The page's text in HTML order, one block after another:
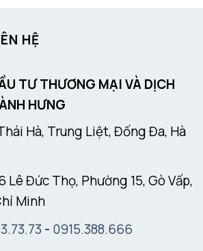
HỆ
TƯ THƯƠNG MẠI VÀ DỊCH
HƯNG
Hà, Trung Liệt, Đống Đa, Hà
Lê Đức Thọ, Phường 15, Gò Vấp,
Minh
- 0915.388.666